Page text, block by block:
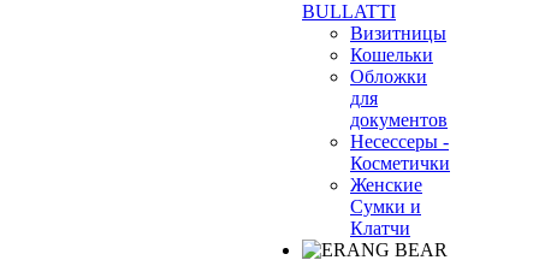
BULLATTI
Визитницы
Кошельки
Обложки
для
документов
Несессеры -
Косметички
Женские
Сумки и
Клатчи